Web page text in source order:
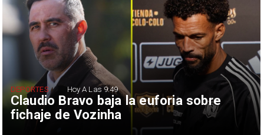
Claudio Bravo baja la euforia sobre
fichaje de Vozinha
DEPORTES Hoy A Las 9:49